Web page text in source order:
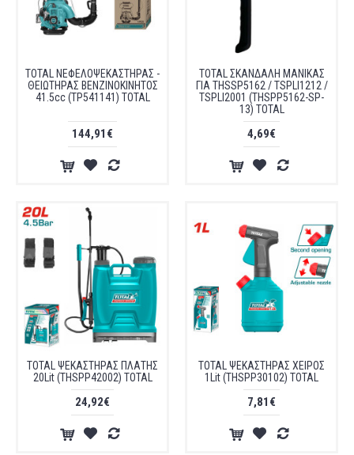
TOTAL ΝΕΦΕΛΟΨΕΚΑΣΤΗΡΑΣ -
ΘΕΙΩΤΗΡΑΣ ΒΕΝΖΙΝΟΚΙΝΗΤΟΣ
41.5cc (TP541141) TOTAL
144,91€
TOTAL ΣΚΑΝΔΑΛΗ ΜΑΝΙΚΑΣ
ΓΙΑ THSSP5162 / TSPLI1212 /
TSPLI2001 (THSPP5162-SP-
13) TOTAL
4,69€
TOTAL ΨΕΚΑΣΤΗΡΑΣ ΠΛΑΤΗΣ
20Lit (THSPP42002) TOTAL
24,92€
TOTAL ΨΕΚΑΣΤΗΡΑΣ ΧΕΙΡΟΣ
1Lit (THSPP30102) TOTAL
7,81€